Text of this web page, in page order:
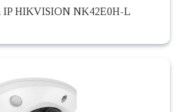
IP HIKVISION NK42E0H-L